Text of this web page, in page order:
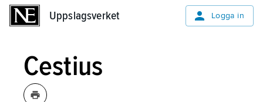
Uppslagsverket Logga in
Cestius